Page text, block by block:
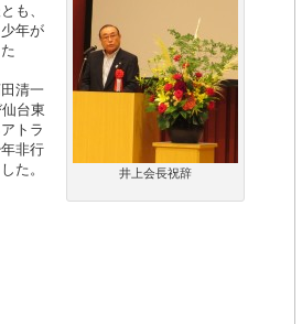
井上会長祝辞
も、
年が
清一
台東
トラ
非行
た。